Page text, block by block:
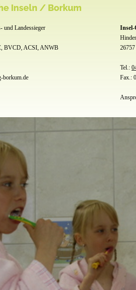
Inseln / Borkum
und Landessieger
BVCD, ACSI, ANWB
borkum.de
Tel.:
Fax.: